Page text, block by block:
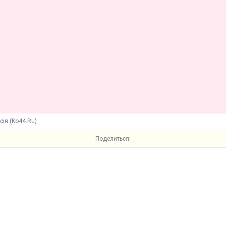
(Ko44.Ru)
Поделиться: